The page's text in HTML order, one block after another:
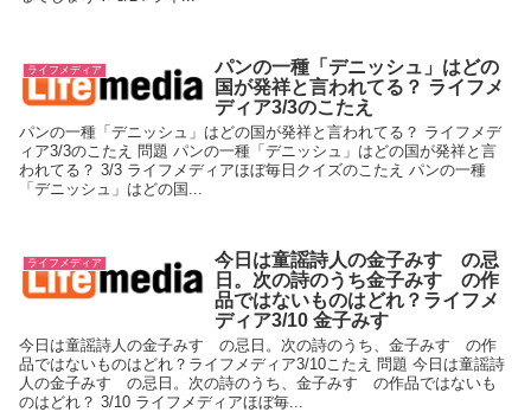
ライフメディア
パンの一種「デニッシュ」はどの
国が発祥と言われてる？ ライフメ
ディア3/3のこたえ
パンの一種「デニッシュ」はどの国が発祥と言われてる？ ライフメデ
ィア3/3のこたえ 問題 パンの一種「デニッシュ」はどの国が発祥と言
われてる？ 3/3 ライフメディアほぼ毎日クイズのこたえ パンの一種
「デニッシュ」はどの国...
ライフメディア
今日は童謡詩人の金子みすゞの忌
日。次の詩のうち金子みすゞの作
品ではないものはどれ？ライフメ
ディア3/10 金子みすゞ
今日は童謡詩人の金子みすゞの忌日。次の詩のうち、金子みすゞの作
品ではないものはどれ？ライフメディア3/10こたえ 問題 今日は童謡詩
人の金子みすゞの忌日。次の詩のうち、金子みすゞの作品ではないも
のはどれ？ 3/10 ライフメディアほぼ毎...